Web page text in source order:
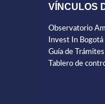
VÍNCULOS
Observatorio
Invest In Bogotá
Guía de
Tablero de